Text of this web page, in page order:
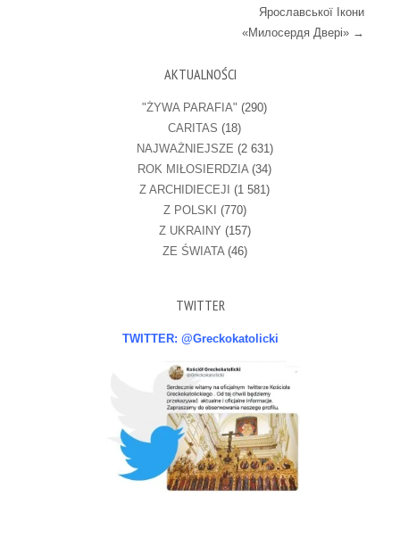
Ярославської Ікони
«Милосердя Двері» →
AKTUALNOŚCI
"ŻYWA PARAFIA" (290)
CARITAS (18)
NAJWAŻNIEJSZE (2 631)
ROK MIŁOSIERDZIA(34)
Z ARCHIDIECEJI (1 581)
Z POLSKI (770)
Z UKRAINY (157)
ZE ŚWIATA(46)
TWITTER
TWITTER: @Greckokatolicki